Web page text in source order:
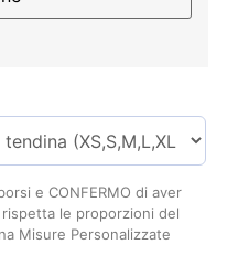
e CONFERMO di aver
le proporzioni del
Misure Personalizzate